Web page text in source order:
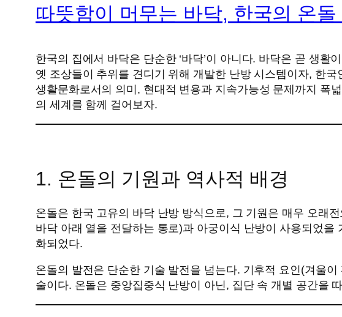
따뜻함이 머무는 바닥, 한국의 온돌
한국의 집에서 바닥은 단순한 ‘바닥’이 아니다. 바닥은 곧 생
옛 조상들이 추위를 견디기 위해 개발한 난방 시스템이자, 한
생활문화로서의 의미, 현대적 변용과 지속가능성 문제까지 폭
의 세계를 함께 걸어보자.
1. 온돌의 기원과 역사적 배경
온돌은 한국 고유의 바닥 난방 방식으로, 그 기원은 매우 오래
바닥 아래 열을 전달하는 통로)과 아궁이식 난방이 사용되었
화되었다.
온돌의 발전은 단순한 기술 발전을 넘는다. 기후적 요인(겨울
술이다. 온돌은 중앙집중식 난방이 아닌, 집단 속 개별 공간을